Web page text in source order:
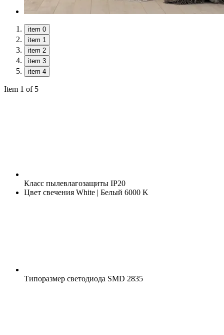
item 0
item 1
item 2
item 3
item 4
Item 1 of 5
Класс пылевлагозащиты IP20
Цвет свечения White | Белый 6000 K
Типоразмер светодиода SMD 2835